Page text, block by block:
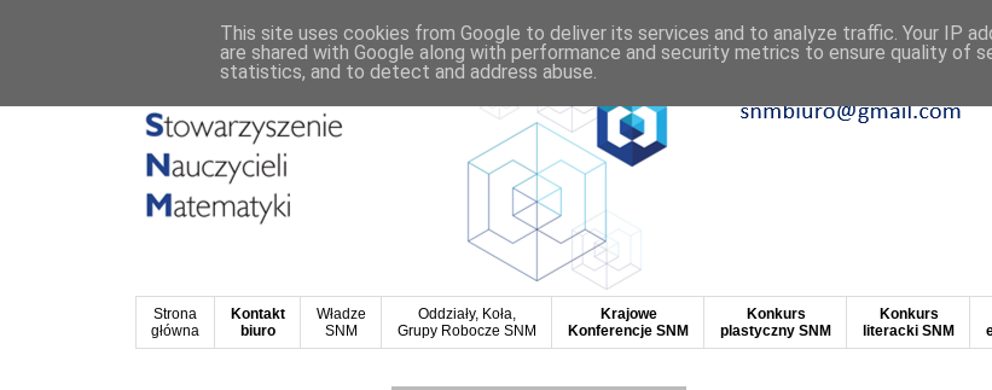
Strona
główna
Kontakt
biuro
Władze
SNM
Oddziały, Koła,
Grupy Robocze SNM
Krajowe
Konferencje SNM
Konkurs
plastyczny SNM
Konkurs
literacki SNM
This site uses cookies from Google to deliver its services and to analyze traffic. Your IP
are shared with Google along with performance and security metrics to ensure quality of
statistics, and to detect and address abuse.